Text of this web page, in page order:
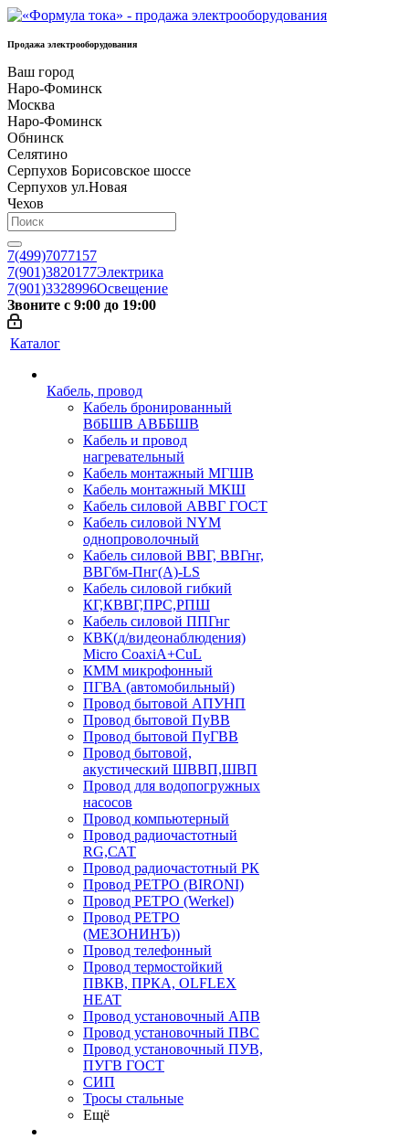
Продажа электрооборудования
Ваш город
Наро-Фоминск
Москва
Наро-Фоминск
Обнинск
Селятино
Серпухов Борисовское шоссе
Серпухов ул.Новая
Чехов
7(499)7077157
7(901)3820177Электрика
7(901)3328996Освещение
Звоните с 9:00 до 19:00
Каталог
Кабель, провод
Кабель бронированный
ВбБШВ АВББШВ
Кабель и провод
нагревательный
Кабель монтажный МГШВ
Кабель монтажный МКШ
Кабель силовой АВВГ ГОСТ
Кабель силовой NYM
однопроволочный
Кабель силовой ВВГ, ВВГнг,
ВВГбм-Пнг(А)-LS
Кабель силовой гибкий
КГ,КВВГ,ПРС,РПШ
Кабель силовой ППГнг
КВК(д/видеонаблюдения)
Micro CoaxiA+CuL
КММ микрофонный
ПГВА (автомобильный)
Провод бытовой АПУНП
Провод бытовой ПуВВ
Провод бытовой ПуГВВ
Провод бытовой,
акустический ШВВП,ШВП
Провод для водопогружных
насосов
Провод компьютерный
Провод радиочастотный
RG,САТ
Провод радиочастотный РК
Провод РЕТРО (BIRONI)
Провод РЕТРО (Werkel)
Провод РЕТРО
(МЕЗОНИНЪ))
Провод телефонный
Провод термостойкий
ПВКВ, ПРКА, OLFLEX
HEAT
Провод установочный АПВ
Провод установочный ПВС
Провод установочный ПУВ,
ПУГВ ГОСТ
СИП
Тросы стальные
Ещё